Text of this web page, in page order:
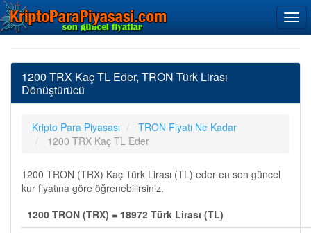
1200 TRX Kaç TL Eder, TRON Türk Lirası
Dönüştürücü
Kripto Para Piyasası
TRON Fiyatı Ne Kadar
1200 TRX Kaç TL Eder
1200 TRON (TRX) Kaç Türk Lirası (TL) eder en son güncel
kur fiyatına göre öğrenebilirsiniz.
1200 TRON (TRX) = 18972 Türk Lirası (TL)